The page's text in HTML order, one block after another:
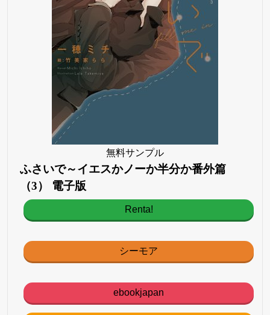
無料サンプル
ふさいで～イエスかノーか半分か番外篇
（3） 電子版
Renta!
シーモア
ebookjapan